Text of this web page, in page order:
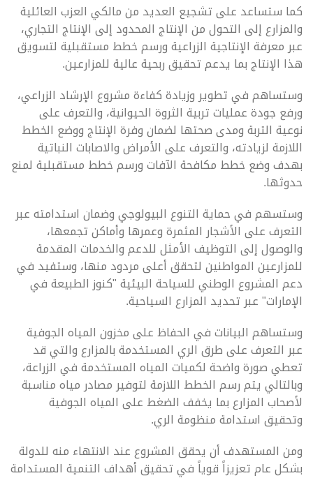
كما ستساعد على تشجيع العديد من مالكي العزب العائلية
والمزارع إلى التحول من الإنتاج المحدود إلى الإنتاج التجاري،
عبر معرفة الإنتاجية الزراعية ورسم خطط مستقبلية لتسويق
هذا الإنتاج بما يدعم تحقيق ربحية عالية للمزارعين.
وستساهم في تطوير وزيادة كفاءة مشروع الإرشاد الزراعي،
ورفع جودة عمليات تربية الثروة الحيوانية، والتعرف على
نوعية التربة ومدى صحتها لضمان وفرة الإنتاج ووضع الخطط
اللازمة لزيادته، والتعرف على الأمراض والاصابات النباتية
بهدف وضع خطط مكافحة الآفات ورسم خطط مستقبلية لمنع
حدوثها.
وستسهم في حماية التنوع البيولوجي وضمان استدامته عبر
التعرف على الأشجار المثمرة وعمرها وأماكن تجمعها،
والوصول إلى التوظيف الأمثل للدعم والخدمات المقدمة
للمزارعين المواطنين لتحقق أعلى مردود منها، وستفيد في
دعم المشروع الوطني للسياحة البيئية "كنوز الطبيعة في
الإمارات" عبر تحديد المزارع السياحية.
وستساهم البيانات في الحفاظ على مخزون المياه الجوفية
عبر التعرف على طرق الري المستخدمة بالمزارع والتي قد
تعطي صورة واضحة لكميات المياه المستخدمة في الزراعة،
وبالتالي يتم رسم الخطط اللازمة لتوفير مصادر مياه مناسبة
لأصحاب المزارع بما يخفف الضغط على المياه الجوفية
وتحقيق استدامة منظومة الري.
ومن المستهدف أن يحقق المشروع عند الانتهاء منه للدولة
بشكل عام تعزيزاً قوياً في تحقيق أهداف التنمية المستدامة